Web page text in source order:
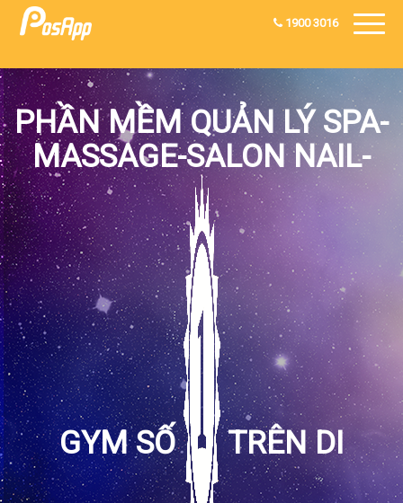
1900 3016
PHẦN MỀM QUẢN LÝ SPA-
MASSAGE-SALON NAIL-
GYM SỐ TRÊN DI